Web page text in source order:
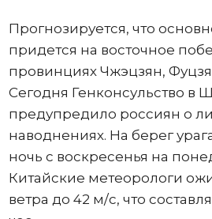
Прогнозируется, что
придется на восточное
провинциях Чжэцзян,
Сегодня Генконсульство в
предупредило россиян о
наводнениях. На берег
ночь с воскресенья на
Китайские метеорологи
ветра до 42 м/с, что